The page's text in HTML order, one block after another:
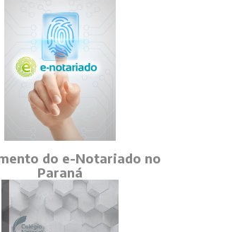
do e-Notariado no
Paraná